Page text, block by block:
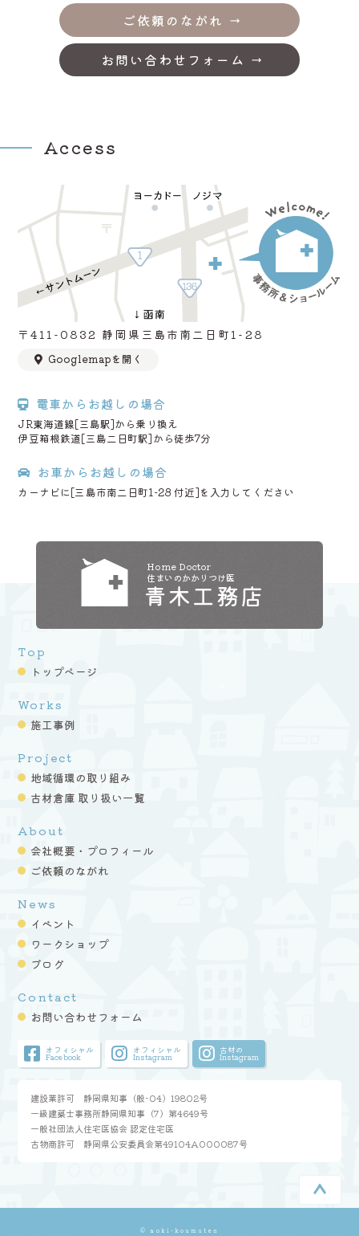
ご依頼のながれ
お問い合わせフォーム
Access
〒411-0832 静岡県三島市南二日町1-28
Googlemapを開く
電車からお越しの場合
JR東海道線[三島駅]から乗り換え
伊豆箱根鉄道[三島二日町駅]から徒歩7分
お車からお越しの場合
カーナビに[三島市南二日町1-28 付近]を入力してください
Home Doctor
住まいのかかりつけ医
青木工務店
Top
トップページ
Works
施工事例
Project
地域循環の取り組み
古材倉庫 取り扱い一覧
About
会社概要・プロフィール
ご依頼のながれ
News
イベント
ワークショップ
ブログ
Contact
お問い合わせフォーム
オフィシャル
Facebook
オフィシャル
Instagram
古材の
Instagram
建設業許可 静岡県知事（般-04）19802号
一級建築士事務所静岡県知事（7）第4649号
一般社団法人住宅医協会 認定住宅医
古物商許可 静岡県公安委員会第49104A000087号
© aoki-koumuten